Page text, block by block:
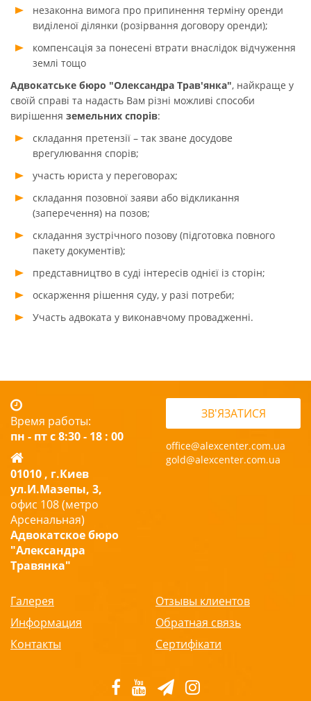
незаконна вимога про припинення терміну оренди
виділеної ділянки (розірвання договору оренди);
компенсація за понесені втрати внаслідок відчуження
землі тощо
Адвокатське бюро "Олександра Трав'янка", найкраще у
своїй справі та надасть Вам різні можливі способи
вирішення земельних спорів:
складання претензії – так зване досудове
врегулювання спорів;
участь юриста у переговорах;
складання позовної заяви або відкликання
(заперечення) на позов;
складання зустрічного позову (підготовка повного
пакету документів);
представництво в суді інтересів однієї із сторін;
оскарження рішення суду, у разі потреби;
Участь адвоката у виконавчому провадженні.
Время работы:
пн - пт с 8:30 - 18 : 00
01010 , г.Киев
ул.И.Мазепы, 3,
офис 108 (метро
Арсенальная)
Адвокатское бюро
"Александра
Травянка"
ЗВ'ЯЗАТИСЯ
office@alexcenter.com.ua
gold@alexcenter.com.ua
Галерея
Отзывы клиентов
Информация
Обратная связь
Контакты
Сертифікати